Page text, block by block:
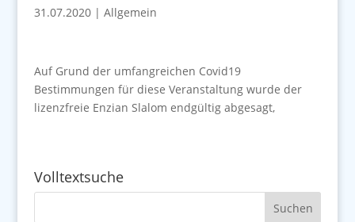
31.07.2020| Allgemein
Auf Grund der umfangreichen Covid19
Bestimmungen für diese Veranstaltung wurde der
lizenzfreie Enzian Slalom endgültig abgesagt,
Volltextsuche